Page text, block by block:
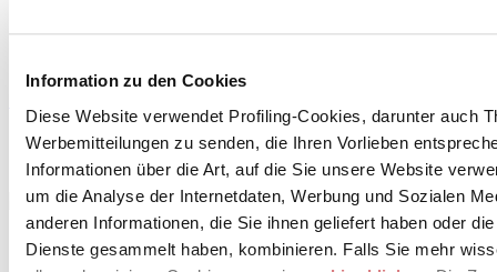
Information zu den Cookies
Diese Website verwendet Profiling-Cookies, darunter auch
Werbemitteilungen zu senden, die Ihren Vorlieben
Informationen über die Art, auf die Sie unsere Website
um die Analyse der Internetdaten, Werbung und Sozialen
anderen Informationen, die Sie ihnen geliefert haben oder
Dienste gesammelt haben, kombinieren. Falls Sie mehr